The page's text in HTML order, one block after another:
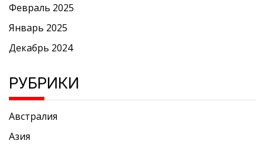
Февраль 2025
Январь 2025
Декабрь 2024
РУБРИКИ
Австралия
Азия